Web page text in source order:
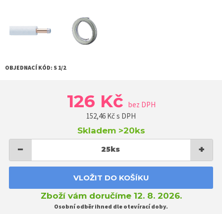
OBJEDNACÍ KÓD: S 1/2
126 Kč bez DPH
152,46 Kč s DPH
Skladem >20ks
− 25ks +
VLOŽIT DO KOŠÍKU
Zboží vám doručíme 12. 8. 2026.
Osobní odběr ihned dle otevírací doby.